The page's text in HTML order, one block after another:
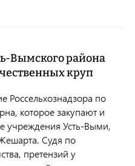
Вымского района
круп
Россельхознадзора по
которое закупают и
учреждения Усть-Выми,
Судя по
претензий у